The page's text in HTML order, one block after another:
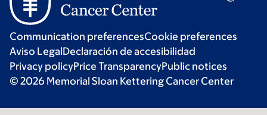
Communication preferencesCookie preferences
Aviso LegalDeclaración de accesibilidad
Privacy policyPrice TransparencyPublic notices
© 2026 Memorial Sloan Kettering Cancer Center